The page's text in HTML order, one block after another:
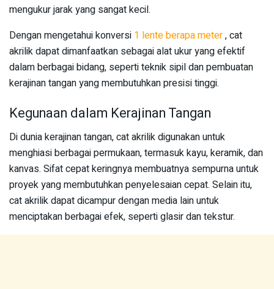
mengukur jarak yang sangat kecil.
Dengan mengetahui konversi 1 lente berapa meter, cat
akrilik dapat dimanfaatkan sebagai alat ukur yang efektif
dalam berbagai bidang, seperti teknik sipil dan pembuatan
kerajinan tangan yang membutuhkan presisi tinggi.
Kegunaan dalam Kerajinan Tangan
Di dunia kerajinan tangan, cat akrilik digunakan untuk
menghiasi berbagai permukaan, termasuk kayu, keramik, dan
kanvas. Sifat cepat keringnya membuatnya sempurna untuk
proyek yang membutuhkan penyelesaian cepat. Selain itu,
cat akrilik dapat dicampur dengan media lain untuk
menciptakan berbagai efek, seperti glasir dan tekstur.